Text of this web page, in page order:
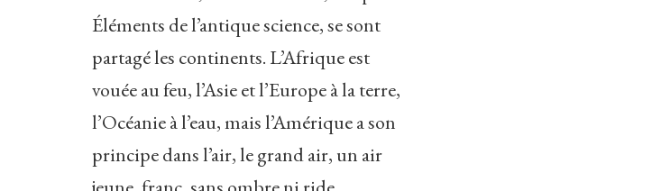
Éléments de l’antique science, se sont
partagé les continents. L’Afrique est
vouée au feu, l’Asie et l’Europe à la terre,
l’Océanie à l’eau, mais l’Amérique a son
principe dans l’air, le grand air, un air